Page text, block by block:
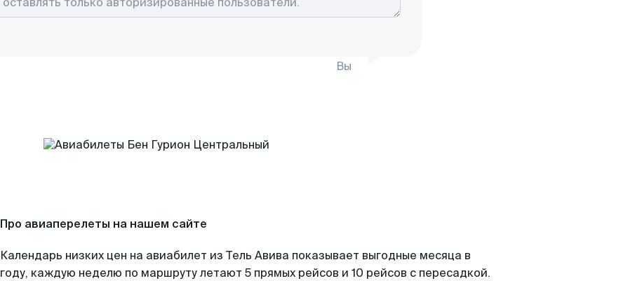
Вы
Про авиаперелеты на нашем сайте
Календарь низких цен на авиабилет из Тель Авива показывает выгодные месяца в
году, каждую неделю по маршруту летают 5 прямых рейсов и 10 рейсов с пересадкой.